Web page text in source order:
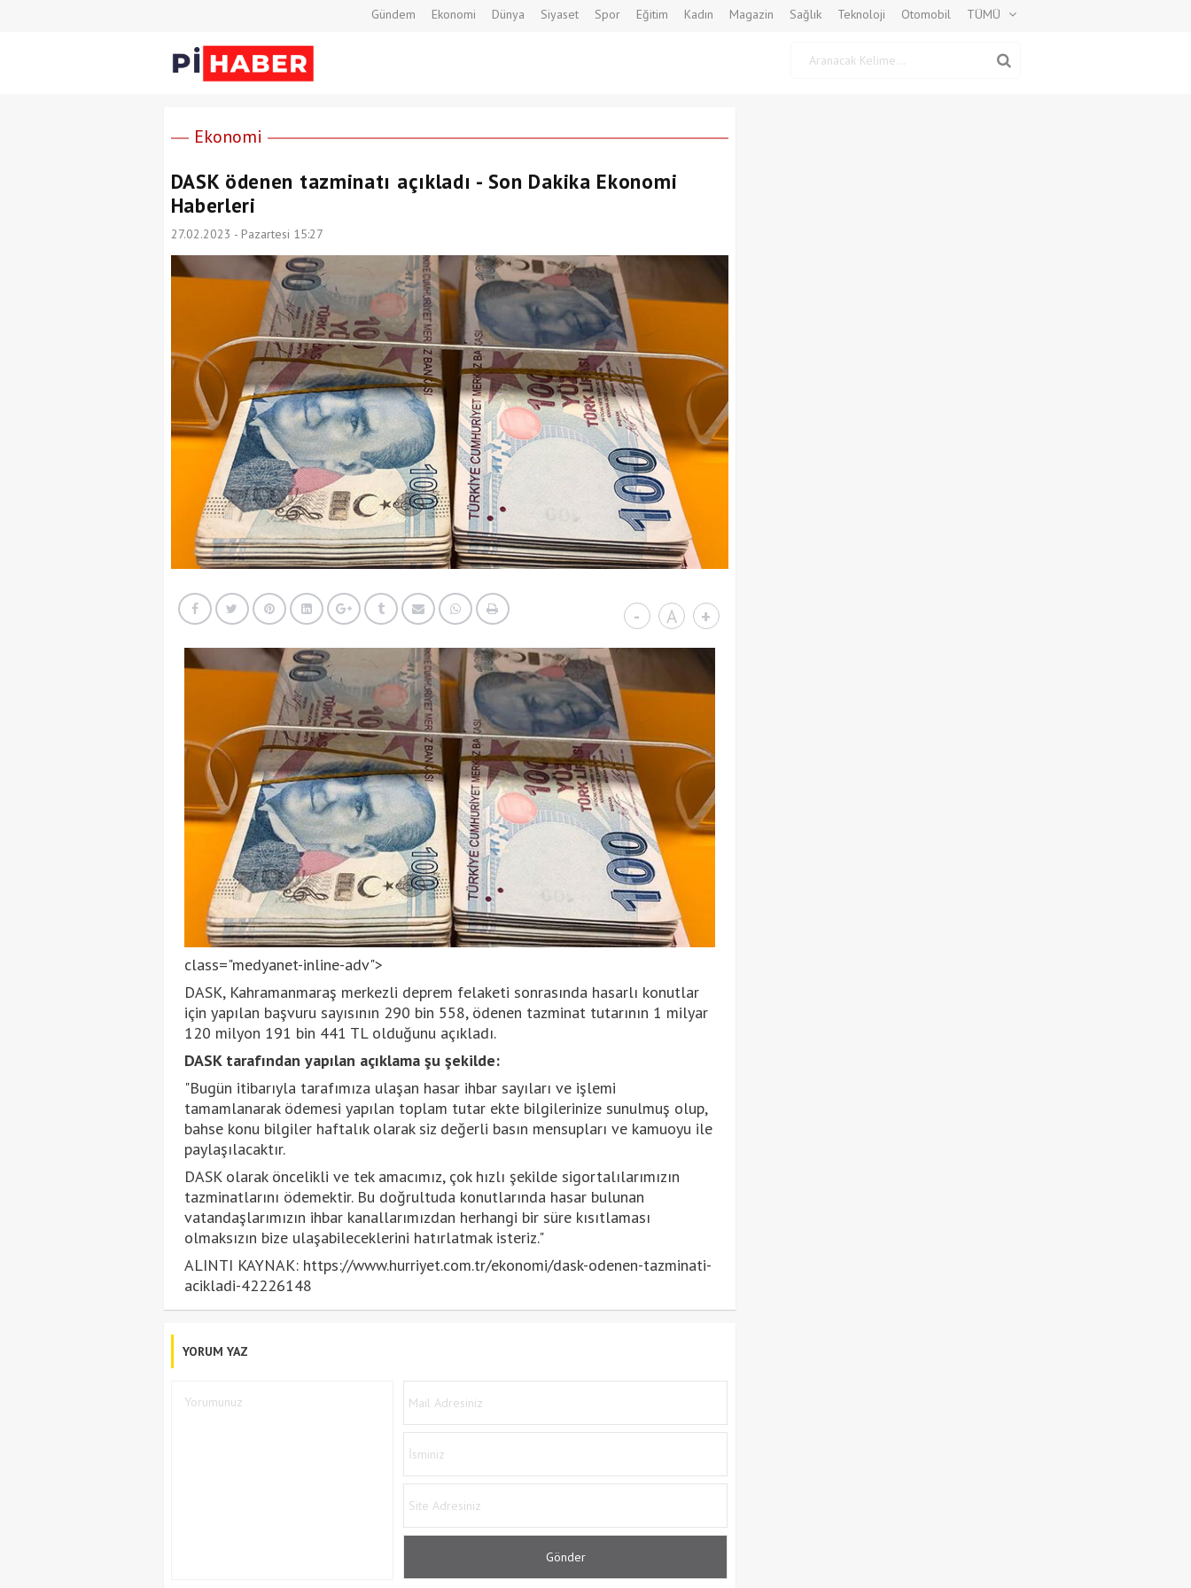
Gündem Ekonomi Dünya Siyaset Spor Eğitim Kadın Magazin Sağlık Teknoloji Otomobil TÜMÜ
Ekonomi
DASK ödenen tazminatı açıkladı - Son Dakika Ekonomi
Haberleri
27.02.2023 - Pazartesi 15:27
- A +
class="medyanet-inline-adv">
DASK, Kahramanmaraş merkezli deprem felaketi sonrasında hasarlı konutlar
için yapılan başvuru sayısının 290 bin 558, ödenen tazminat tutarının 1 milyar
120 milyon 191 bin 441 TL olduğunu açıkladı.
DASK tarafından yapılan açıklama şu şekilde:
"Bugün itibarıyla tarafımıza ulaşan hasar ihbar sayıları ve işlemi
tamamlanarak ödemesi yapılan toplam tutar ekte bilgilerinize sunulmuş olup,
bahse konu bilgiler haftalık olarak siz değerli basın mensupları ve kamuoyu ile
paylaşılacaktır.
DASK olarak öncelikli ve tek amacımız, çok hızlı şekilde sigortalılarımızın
tazminatlarını ödemektir. Bu doğrultuda konutlarında hasar bulunan
vatandaşlarımızın ihbar kanallarımızdan herhangi bir süre kısıtlaması
olmaksızın bize ulaşabileceklerini hatırlatmak isteriz."
ALINTI KAYNAK: https://www.hurriyet.com.tr/ekonomi/dask-odenen-tazminati-
acikladi-42226148
YORUM YAZ